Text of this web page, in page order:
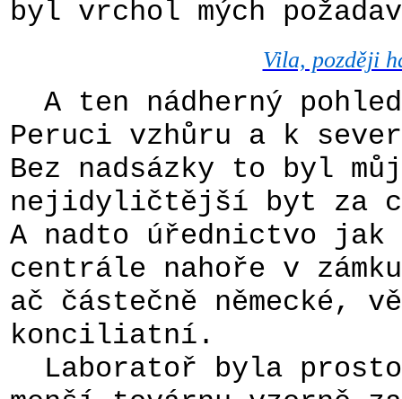
byl vrchol mých
Vila, později
A ten nádherný
Peruci vzhůru a k
Bez nadsázky to byl
nejidyličtější byt za
A nadto úřednictvo
centrále nahoře v
ač částečně německé,
konciliatní.
Laboratoř byla